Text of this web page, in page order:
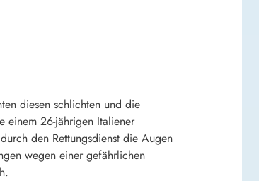
diesen schlichten und die
einem 26-jährigen Italiener
den Rettungsdienst die Augen
wegen einer gefährlichen